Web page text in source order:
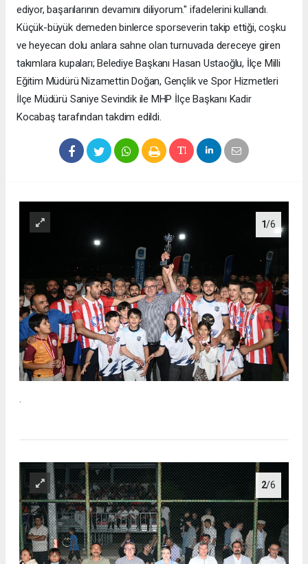
ediyor, başarılarının devamını diliyorum." ifadelerini kullandı.
Küçük-büyük demeden binlerce sporseverin takip ettiği, coşku
ve heyecan dolu anlara sahne olan turnuvada dereceye giren
takımlara kupaları; Belediye Başkanı Hasan Ustaoğlu, İlçe Milli
Eğitim Müdürü Nizamettin Doğan, Gençlik ve Spor Hizmetleri
İlçe Müdürü Saniye Sevindik ile MHP İlçe Başkanı Kadir
Kocabaş tarafından takdim edildi.
1/6
2/6